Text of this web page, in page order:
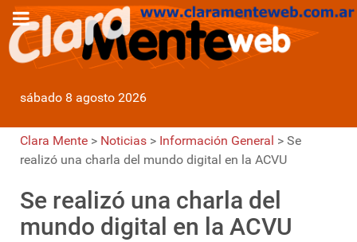
sábado 8 agosto 2026
Clara Mente > Noticias > Información General > Se
realizó una charla del mundo digital en la ACVU
Se realizó una charla del
mundo digital en la ACVU